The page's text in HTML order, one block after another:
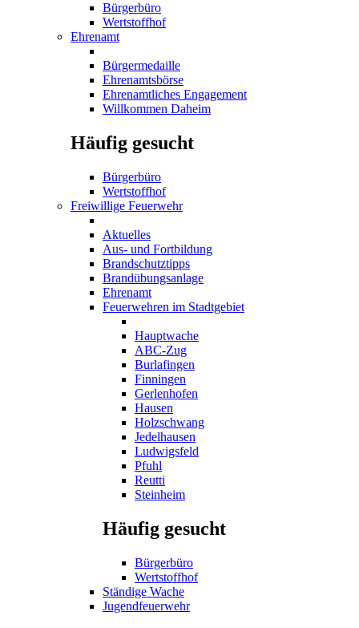
Bürgerbüro
Wertstoffhof
Ehrenamt
Bürgermedaille
Ehrenamtsbörse
Ehrenamtliches Engagement
Willkommen Daheim
Häufig gesucht
Bürgerbüro
Wertstoffhof
Freiwillige Feuerwehr
Aktuelles
Aus- und Fortbildung
Brandschutztipps
Brandübungsanlage
Ehrenamt
Feuerwehren im Stadtgebiet
Hauptwache
ABC-Zug
Burlafingen
Finningen
Gerlenhofen
Hausen
Holzschwang
Jedelhausen
Ludwigsfeld
Pfuhl
Reutti
Steinheim
Häufig gesucht
Bürgerbüro
Wertstoffhof
Ständige Wache
Jugendfeuerwehr